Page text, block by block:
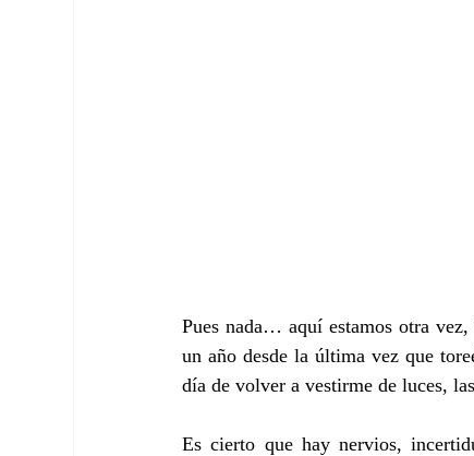
Pues nada… aquí estamos otra
un año desde la última vez que
día de volver a vestirme de luces,
Es cierto que hay nervios,